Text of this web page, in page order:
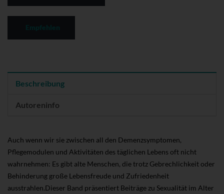
Beschreibung
Autoreninfo
Auch wenn wir sie zwischen all den Demenzsymptomen,
Pflegemodulen und Aktivitäten des täglichen Lebens oft nicht
wahrnehmen: Es gibt alte Menschen, die trotz Gebrechlichkeit oder
Behinderung große Lebensfreude und Zufriedenheit
ausstrahlen.Dieser Band präsentiert Beiträge zu Sexualität im Alter